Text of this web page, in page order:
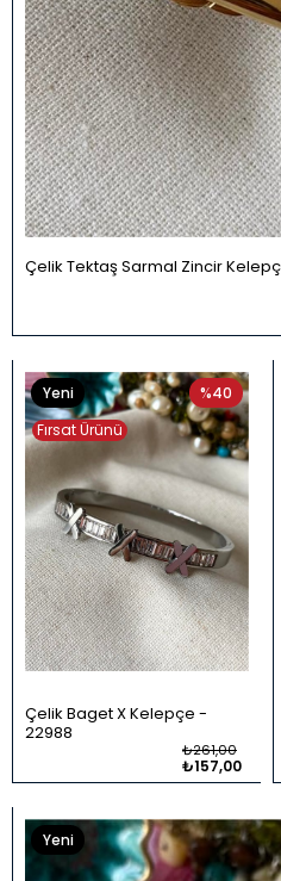
Çelik Tektaş Sarmal Zincir
Çelik Baget X Kelepçe
22988
₺157,00
₺261,00
%40
Yeni
Ürün
Fırsat Ürünü
Yeni
Ürün